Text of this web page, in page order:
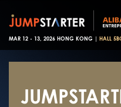
MAR 12 - 13, 2026 HONG KONG | HALL